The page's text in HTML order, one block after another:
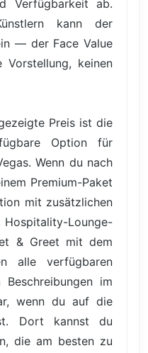
Verfügbarkeit ab.
kann der
— der Face Value
keinen
Preis ist die
Option für
Wenn du nach
Premium-Paket
mit zusätzlichen
Hospitality-Lounge-
& Greet mit dem
alle verfügbaren
im
wenn du auf die
Dort kannst du
die am besten zu